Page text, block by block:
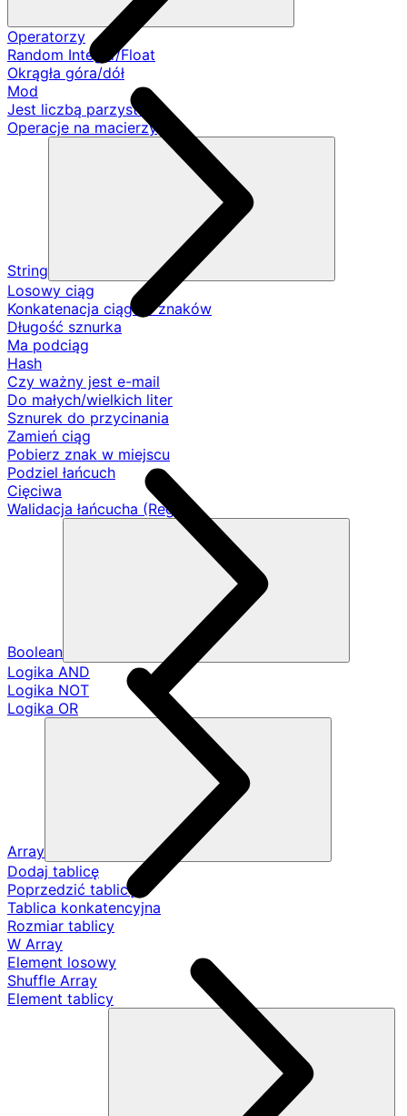
Operatorzy
Random Integer/Float
Okrągła góra/dół
Mod
Jest liczbą parzystą
Operacje na macierzy
String
Losowy ciąg
Konkatenacja ciągów znaków
Długość sznurka
Ma podciąg
Hash
Czy ważny jest e-mail
Do małych/wielkich liter
Sznurek do przycinania
Zamień ciąg
Pobierz znak w miejscu
Podziel łańcuch
Cięciwa
Walidacja łańcucha (Regex)
Boolean
Logika AND
Logika NOT
Logika OR
Array
Dodaj tablicę
Poprzedzić tablicę
Tablica konkatencyjna
Rozmiar tablicy
W Array
Element losowy
Shuffle Array
Element tablicy